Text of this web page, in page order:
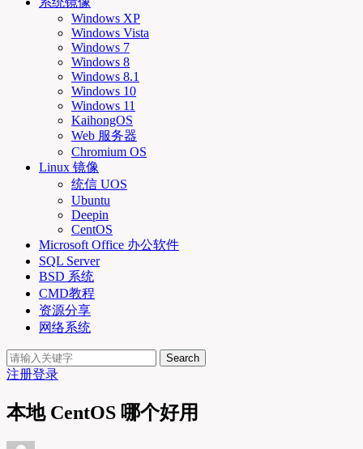
Windows XP
Windows Vista
Windows 7
Windows 8
Windows 8.1
Windows 10
Windows 11
KaihongOS
Web 服务器
Chromium OS
Linux 镜像
统信 UOS
Ubuntu
Deepin
CentOS
Microsoft Office 办公软件
SQL Server
BSD 系统
CMD教程
资源分享
网络系统
Search
注册登录
本地 CentOS 哪个好用